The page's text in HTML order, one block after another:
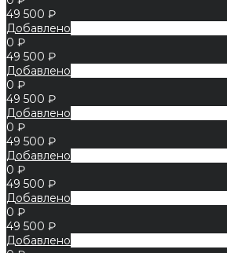
49 500 ₽
Добавлено
0 ₽
49 500 ₽
Добавлено
0 ₽
49 500 ₽
Добавлено
0 ₽
49 500 ₽
Добавлено
0 ₽
49 500 ₽
Добавлено
0 ₽
49 500 ₽
Добавлено